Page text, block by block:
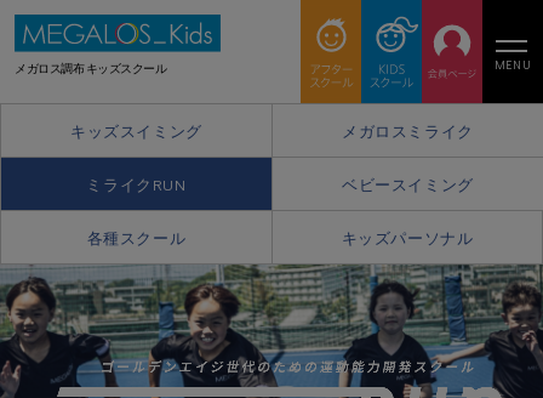
メガロス調布 キッズスクール MENU
キッズスイミング メガロスミライク
ミライクRUN ベビースイミング
各種スクール キッズパーソナル